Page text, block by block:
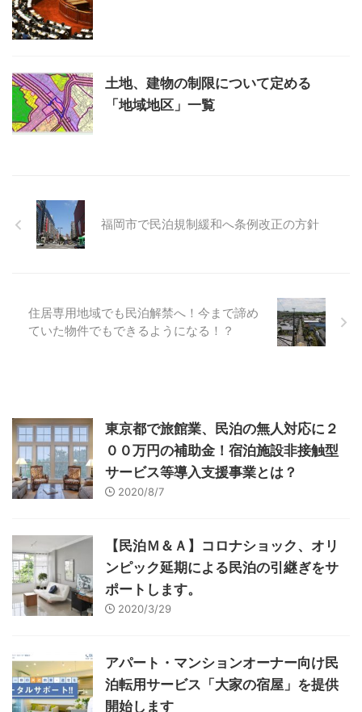
土地、建物の制限について定める
「地域地区」一覧
福岡市で民泊規制緩和へ条例改正の方針
住居専用地域でも民泊解禁へ！今まで諦め
ていた物件でもできるようになる！？
東京都で旅館業、民泊の無人対応に２
００万円の補助金！宿泊施設非接触型
サービス等導入支援事業とは？
2020/8/7
【民泊Ｍ＆Ａ】コロナショック、オリ
ンピック延期による民泊の引継ぎをサ
ポートします。
2020/3/29
アパート・マンションオーナー向け民
泊転用サービス「大家の宿屋」を提供
開始します